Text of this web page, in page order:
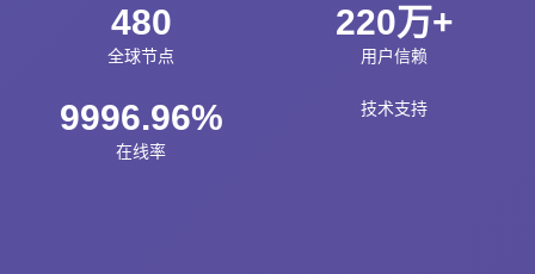
480
全球节点
220万+
用户信赖
9996.96%
在线率
技术支持